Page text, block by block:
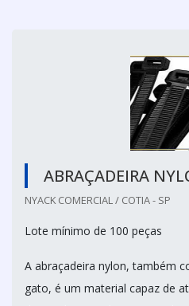
ABRAÇADEIRA
NYACK COMERCIAL / COTIA - SP
Lote mínimo de 100 peças
A abraçadeira nylon, também
gato, é um material capaz de